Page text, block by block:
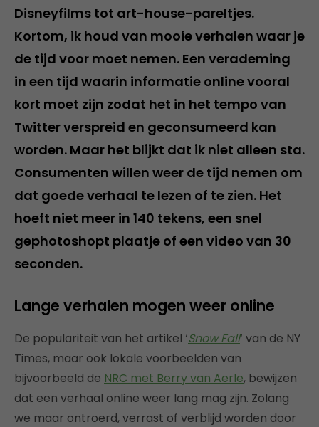
Disneyfilms tot art-house-pareltjes.
Kortom, ik houd van mooie verhalen waar je
de tijd voor moet nemen. Een verademing
in een tijd waarin informatie online vooral
kort moet zijn zodat het in het tempo van
Twitter verspreid en geconsumeerd kan
worden. Maar het blijkt dat ik niet alleen sta.
Consumenten willen weer de tijd nemen om
dat goede verhaal te lezen of te zien. Het
hoeft niet meer in 140 tekens, een snel
gephotoshopt plaatje of een video van 30
seconden.
Lange verhalen mogen weer online
De populariteit van het artikel ‘Snow Fall‘ van de NY
Times, maar ook lokale voorbeelden van
bijvoorbeeld de NRC met Berry van Aerle, bewijzen
dat een verhaal online weer lang mag zijn. Zolang
we maar ontroerd, verrast of verblijd worden door